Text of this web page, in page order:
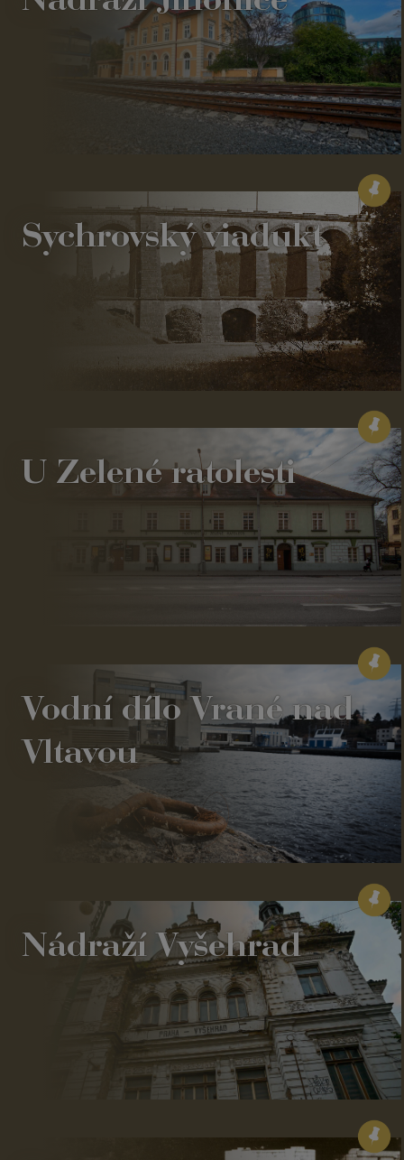
Sychrovský viadukt
U Zelené ratolesti
Vodní dílo Vrané nad
Vltavou
Nádraží Vyšehrad